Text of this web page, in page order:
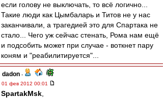
если голову не выключать, то всё логично...
Такие люди как Цымбаларь и Титов не у нас
заканчивали, а трагедией это для Спартака не
стало... Чего уж сейчас стенать, Рома нам ещё
и подсобить может при случае - воткнет пару
коням и "реабилитируется"...
dadon -
01 фев 2012 00:01
SpartakMsk